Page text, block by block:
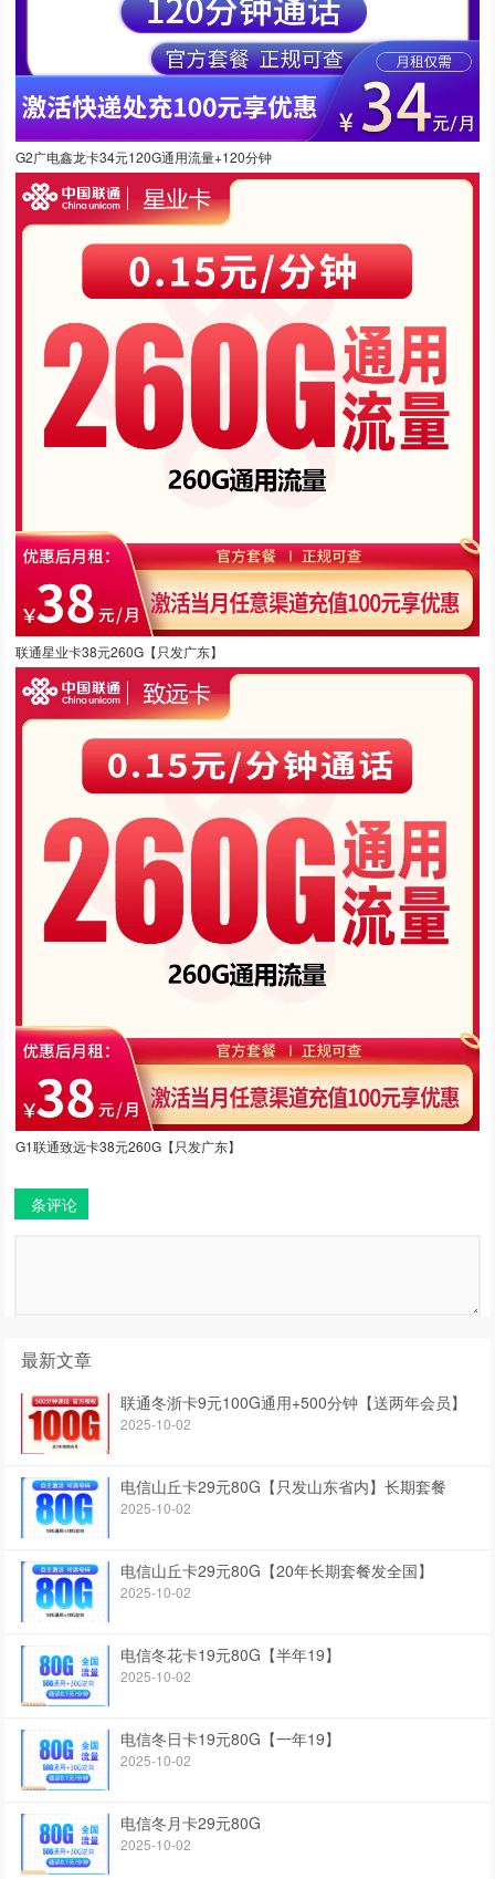
G2广电鑫龙卡34元120G通用流量+120分钟
联通星业卡38元260G【只发广东】
G1联通致远卡38元260G【只发广东】
条评论
最新文章
联通冬浙卡9元100G通用+500分钟【送两年会员】
2025-10-02
电信山丘卡29元80G【只发山东省内】长期套餐
2025-10-02
电信山丘卡29元80G【20年长期套餐发全国】
2025-10-02
电信冬花卡19元80G【半年19】
2025-10-02
电信冬日卡19元80G【一年19】
2025-10-02
电信冬月卡29元80G
2025-10-02